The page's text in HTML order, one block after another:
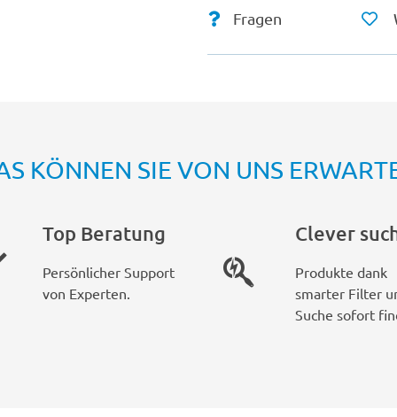
Fragen
KÖNNEN SIE VON UNS
Top Beratung
Persönlicher Support
von Experten.
Clever
Produkte dank
smarter Filter
Suche sofort